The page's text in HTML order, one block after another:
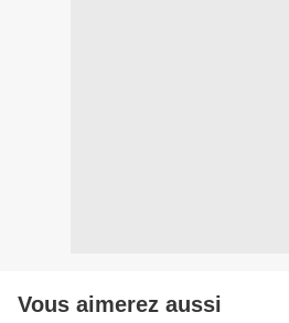
Vous aimerez aussi